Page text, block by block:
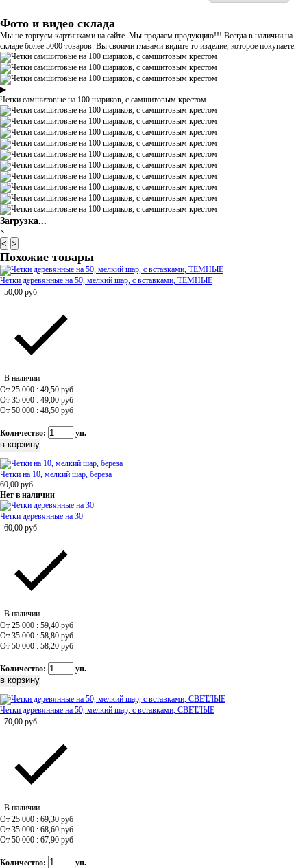
Фото и видео склада
Мы не торгуем картинками на сайте. Мы продаем продукцию!!! Всегда в наличии на
складе более 5000 товаров. Вы своими глазами видите то изделие, которое покупаете.
▶
Четки самшитовые на 100 шариков, с самшитовым крестом
Загрузка...
×
< >
Похожие товары
Четки деревянные на 50, мелкий шар, с вставками, ТЕМНЫЕ
50,00 руб
В наличии
От 25 000 : 49,50 руб
От 35 000 : 49,00 руб
От 50 000 : 48,50 руб
Количество: уп.
Четки на 10, мелкий шар, береза
60,00 руб
Нет в наличии
Четки деревянные на 30
60,00 руб
В наличии
От 25 000 : 59,40 руб
От 35 000 : 58,80 руб
От 50 000 : 58,20 руб
Количество: уп.
Четки деревянные на 50, мелкий шар, с вставками, СВЕТЛЫЕ
70,00 руб
В наличии
От 25 000 : 69,30 руб
От 35 000 : 68,60 руб
От 50 000 : 67,90 руб
Количество: уп.